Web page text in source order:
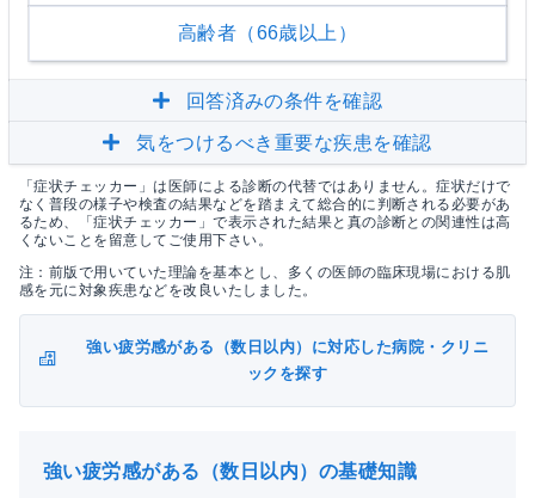
高齢者（66歳以上）
回答済みの条件を確認
気をつけるべき重要な疾患を確認
「症状チェッカー」は医師による診断の代替ではありません。症状だけで
なく普段の様子や検査の結果などを踏まえて総合的に判断される必要があ
るため、「症状チェッカー」で表示された結果と真の診断との関連性は高
くないことを留意してご使用下さい。
注：前版で用いていた理論を基本とし、多くの医師の臨床現場における肌
感を元に対象疾患などを改良いたしました。
強い疲労感がある（数日以内）に対応した病院・クリニ
ックを探す
強い疲労感がある（数日以内）の基礎知識